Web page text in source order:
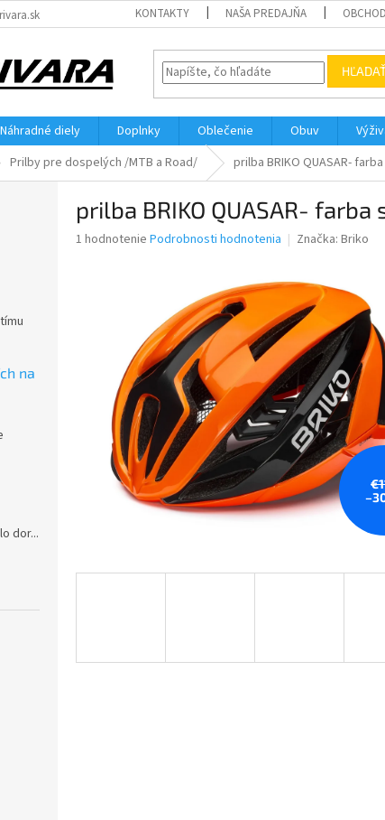
KONTAKTY NAŠA PREDAJŇA
Náhradné diely Doplnky Oblečenie Obuv
Prilby pre dospelých /MTB a Road/ prilba BRIKO QUASAR-
na
dor...
prilba BRIKO QUASAR-
Priemerné
hviezdičiek.
1 hodnotenie Podrobnosti hodnotenia Značka: Briko